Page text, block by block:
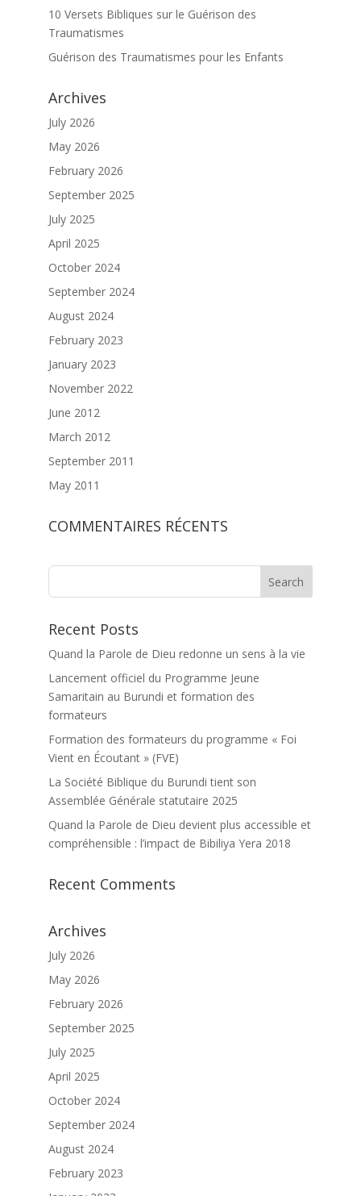
10 Versets Bibliques sur le Guérison des
Traumatismes
Guérison des Traumatismes pour les Enfants
Archives
July 2026
May 2026
February 2026
September 2025
July 2025
April 2025
October 2024
September 2024
August 2024
February 2023
January 2023
November 2022
June 2012
March 2012
September 2011
May 2011
COMMENTAIRES RÉCENTS
Recent Posts
Quand la Parole de Dieu redonne un sens à la vie
Lancement officiel du Programme Jeune
Samaritain au Burundi et formation des
formateurs
Formation des formateurs du programme « Foi
Vient en Écoutant » (FVE)
La Société Biblique du Burundi tient son
Assemblée Générale statutaire 2025
Quand la Parole de Dieu devient plus accessible et
compréhensible : l’impact de Bibiliya Yera 2018
Recent Comments
Archives
July 2026
May 2026
February 2026
September 2025
July 2025
April 2025
October 2024
September 2024
August 2024
February 2023